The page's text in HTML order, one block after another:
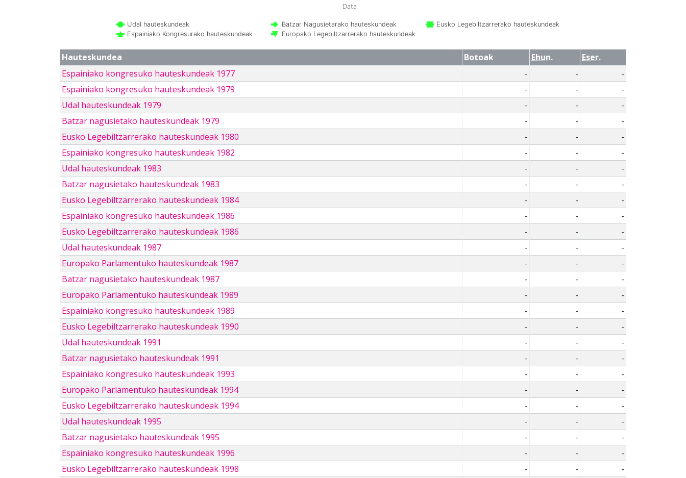
Data
Udal hauteskundeak Batzar Nagusietarako hauteskundeak
Eusko Legebiltzarrerako hauteskundeak
Espainiako Kongresurako hauteskundeak
Europako Legebiltzarrerako hauteskundeak
Hauteskundea Botoak Ehun.
Eser.
Espainiako kongresuko hauteskundeak 1977
- -
-
Espainiako kongresuko hauteskundeak 1979
- -
-
Udal hauteskundeak 1979
- -
-
Batzar nagusietako hauteskundeak 1979
- -
-
Eusko Legebiltzarrerako hauteskundeak 1980
- -
-
Espainiako kongresuko hauteskundeak 1982
- -
-
Udal hauteskundeak 1983
- -
-
Batzar nagusietako hauteskundeak 1983
- -
-
Eusko Legebiltzarrerako hauteskundeak 1984
- -
-
Espainiako kongresuko hauteskundeak 1986
- -
-
Eusko Legebiltzarrerako hauteskundeak 1986
- -
-
Udal hauteskundeak 1987
- -
-
Europako Parlamentuko hauteskundeak 1987
- -
-
Batzar nagusietako hauteskundeak 1987
- -
-
Europako Parlamentuko hauteskundeak 1989
- -
-
Espainiako kongresuko hauteskundeak 1989
- -
-
Eusko Legebiltzarrerako hauteskundeak 1990
- -
-
Udal hauteskundeak 1991
- -
-
Batzar nagusietako hauteskundeak 1991
- -
-
Espainiako kongresuko hauteskundeak 1993
- -
-
Europako Parlamentuko hauteskundeak 1994
- -
-
Eusko Legebiltzarrerako hauteskundeak 1994
- -
-
Udal hauteskundeak 1995
- -
-
Batzar nagusietako hauteskundeak 1995
- -
-
Espainiako kongresuko hauteskundeak 1996
- -
-
Eusko Legebiltzarrerako hauteskundeak 1998
- -
-